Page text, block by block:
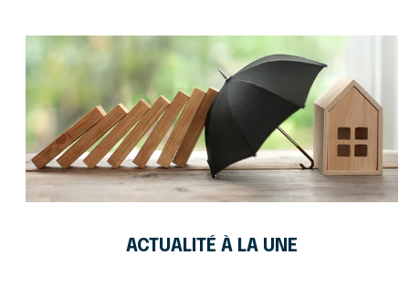
ACTUALITÉ À LA UNE